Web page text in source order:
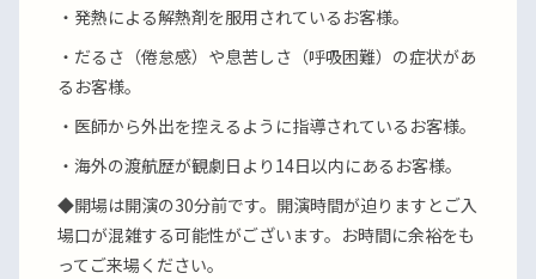
・発熱による解熱剤を服用されているお客様。
・だるさ（倦怠感）や息苦しさ（呼吸困難）の症状があ
るお客様。
・医師から外出を控えるように指導されているお客様。
・海外の渡航歴が観劇日より14日以内にあるお客様。
◆開場は開演の30分前です。開演時間が迫りますとご入
場口が混雑する可能性がございます。お時間に余裕をも
ってご来場ください。